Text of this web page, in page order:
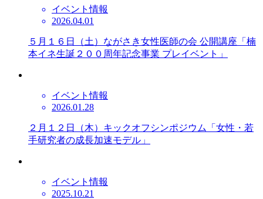
イベント情報
2026.04.01
５月１６日（土）ながさき女性医師の会 公開講座「楠
本イネ生誕２００周年記念事業 プレイベント」
イベント情報
2026.01.28
２月１２日（木）キックオフシンポジウム「女性・若
手研究者の成長加速モデル」
イベント情報
2025.10.21